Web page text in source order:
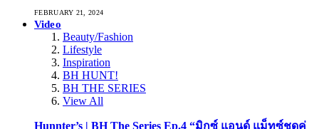
FEBRUARY 21, 2024
Video
Beauty/Fashion
Lifestyle
Inspiration
BH HUNT!
BH THE SERIES
View All
Hunnter’s | BH The Series Ep.4 “มิกซ์ แอนด์ แม็ทซ์ชุดคู่